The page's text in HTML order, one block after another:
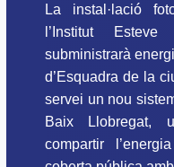
La instal·lació
l’Institut
subministrarà
d’Esquadra de la
servei un nou
Baix Llobregat,
compartir